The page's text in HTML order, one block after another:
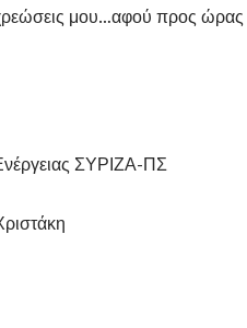
μου…αφού προς ώρας
ΣΥΡΙΖΑ-ΠΣ